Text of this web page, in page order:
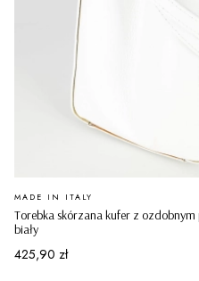
Torebka skórzana kufer z
biały
PRODUCENT
MADE IN ITALY
Cena
425,90 zł